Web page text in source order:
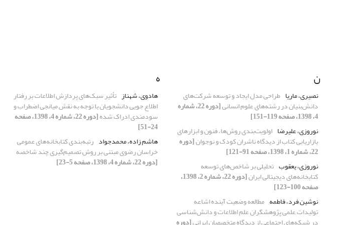
ن
نصیری، ماریا طراحی مدل ایجاد و توسعه شرکت‌های
دانش‌بنیان در رشته‌های علوم انسانی [دوره 22، شماره
4، 1398، صفحه 119-151]
نوروزی، علیرضا اولویت‌بندی روش‌ها، فنون و ابزارهای
بازاریابی کتاب از دیدگاه ناشران کودک و نوجوان[دوره
22، شماره 1، 1398، صفحه 91-121]
نوروزی، یعقوب تحلیلی بر شاخص‌های توسعه
کتابخانه‌های دیجیتالی ایران [دوره 22، شماره 2، 1398،
صفحه 100-123]
نوشین فرد، فاطمه مطالعه وضعیت آینده اشاعه
تولیدات علمی پژوهشگران علم اطلاعات و دانش‌شناسی
در شبکه‌های اجتماعی از دیدگاه متخصصان ایرانی[دوره
ه
هادوی، شهناز تأثیر سبک‌های پردازش اطلاعات بر رفتار
اطلاع جویی دانشجویان با توجه به نقش میانجی اضطراب و
سودمندی ادراک شده [دوره 22، شماره 4، 1398، صفحه
24-51]
هاشم زاده، محمدجواد رتبه‌بندی کتابخانه‌های عمومی
خراسان رضوی مبتنی بر روش تصمیم‌گیری چند شاخصه
[دوره 22، شماره 4، 1398، صفحه 5-23]